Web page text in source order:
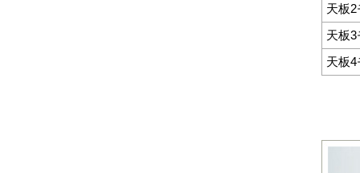
天板
天板
天板